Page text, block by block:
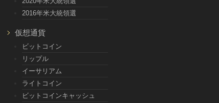
2016年米大統領選
仮想通貨
ビットコイン
リップル
イーサリアム
ライトコイン
ビットコインキャッシュ